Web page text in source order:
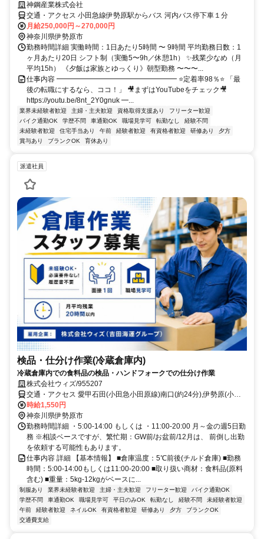
神鋼産業株式会社
交通・アクセス 小田急線伊勢原駅からバス 河内バス停下車１分
月給250,000円～270,000円
神奈川県伊勢原市
勤務時間詳細 実働時間：1日あたり5時間 〜 9時間 平均勤務日数：1
ヶ月あたり20日 シフト制（実働5〜9h／休憩1h） ✨残業少なめ（月
平均15h） 《夕飯は家族とゆっくり》朝型勤務 〜〜〜...
仕事内容 ━━━━━━━━━━━━━━━━━ ⭐️定着率98％⭐️ 「最
後の転職にするなら、ココ！」 🎥まずはYouTubeをチェック🎥
https://youtu.be/8nt_2Y0gnuk ━...
業界未経験者歓迎 主婦・主夫歓迎 資格取得支援あり
フリーター歓迎
バイク通勤OK
学歴不問 車通勤OK 職場見学可 転勤なし
経験不問
未経験者歓迎
住宅手当あり 午前 経験者歓迎 有資格者歓迎 研修あり
夕方
賞与あり
ブランクOK 育休あり
派遣社員
検品・仕分け作業(冷蔵倉庫内)
冷蔵倉庫内での食料品の検品・ハンドフォークでの仕分け作業
株式会社ウィズ/955207
交通・アクセス 愛甲石田(小田急小田原線)南口(約24分),伊勢原(小田
急小田原線/東京メトロ千代田線)南口(約42分),本厚木(小田急小田原
線/東京メトロ千代田線)北口(約63分)
時給1,550円
神奈川県伊勢原市
勤務時間詳細 ・5:00-14:00 もしくは ・11:00-20:00 月～金の週5日勤
務 ※相談ベースですが、繁忙期：GW前/お盆前/12月は、 前倒し出勤
を依頼する可能性もあります。
仕事内容 詳細 【基本情報】 ■倉庫温度：5℃前後(チルド倉庫) ■勤務
時間：5:00-14:00もしくは11:00-20:00 ■取り扱い商材：食料品(原料
含む) ■重量：5kg-12kgがベースに...
制服あり 業界未経験者歓迎 主婦・主夫歓迎 フリーター歓迎
バイク通勤OK
学歴不問
車通勤OK 職場見学可 平日のみOK 転勤なし 経験不問
未経験者歓迎
午前
経験者歓迎 ネイルOK 有資格者歓迎 研修あり 夕方
ブランクOK
交通費支給